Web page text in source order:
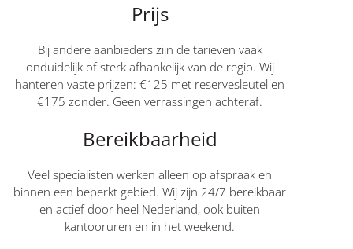
Prijs
Bij andere aanbieders zijn de tarieven vaak
onduidelijk of sterk afhankelijk van de regio. Wij
hanteren vaste prijzen: €125 met reservesleutel en
€175 zonder. Geen verrassingen achteraf.
Bereikbaarheid
Veel specialisten werken alleen op afspraak en
binnen een beperkt gebied. Wij zijn 24/7 bereikbaar
en actief door heel Nederland, ook buiten
kantooruren en in het weekend.